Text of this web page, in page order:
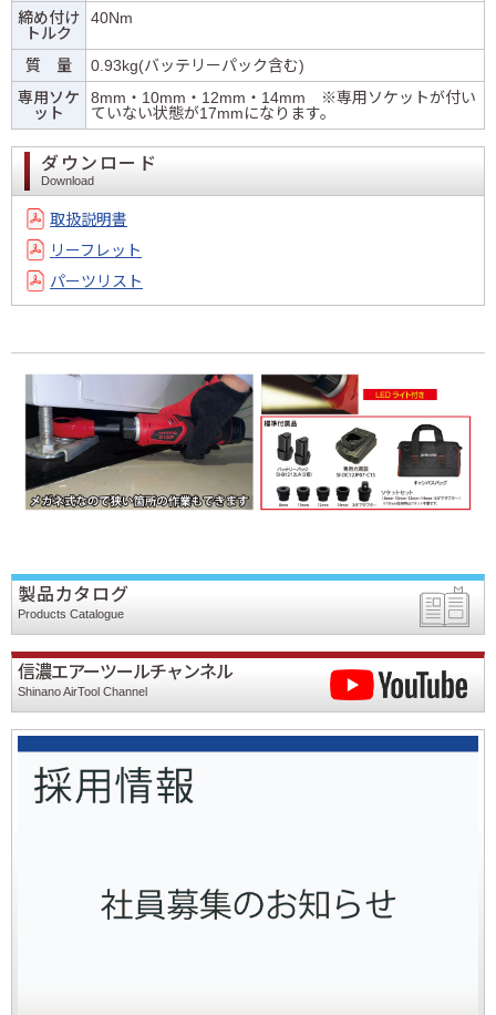
締め付け
トルク
40Nm
質 量
0.93kg(バッテリーパック含む)
専用ソケ
ット
8mm・10mm・12mm・14mm ※専用ソケットが付い
ていない状態が17mmになります。
ダウンロード
Download
取扱説明書
リーフレット
パーツリスト
製品カタログ
Products Catalogue
信濃エアーツールチャンネル
Shinano AirTool Channel